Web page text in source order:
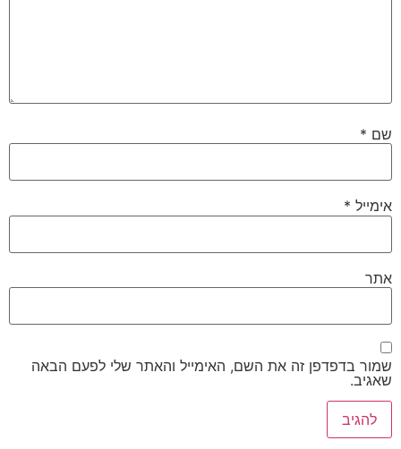
שם *
אימייל *
אתר
שמור בדפדפן זה את השם, האימייל והאתר שלי לפעם הבאה
שאגיב.